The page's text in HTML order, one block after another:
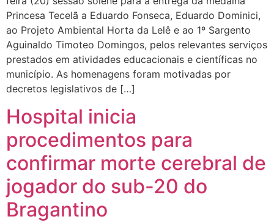
Princesa Tecelã a Eduardo Fonseca, Eduardo Dominici,
ao Projeto Ambiental Horta da Lelê e ao 1º Sargento
Aguinaldo Timoteo Domingos, pelos relevantes serviços
prestados em atividades educacionais e científicas no
município. As homenagens foram motivadas por
decretos legislativos de […]
Hospital inicia
procedimentos para
confirmar morte cerebral de
jogador do sub-20 do
Bragantino